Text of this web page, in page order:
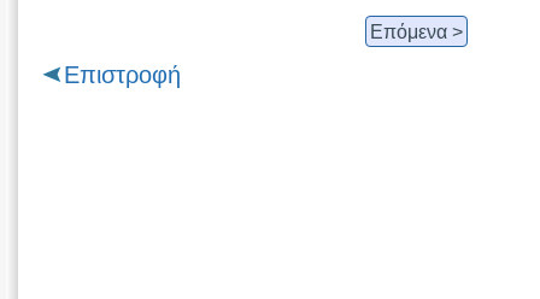
Επόμενα >
Επιστροφή